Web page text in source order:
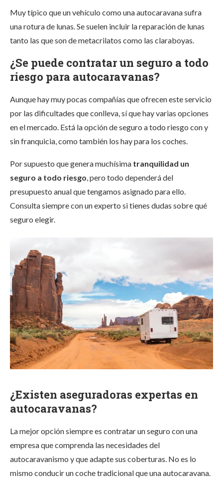
Muy típico que un vehículo como una autocaravana sufra
una rotura de lunas. Se suelen incluir la reparación de lunas
tanto las que son de metacrilatos como las claraboyas.
¿Se puede contratar un seguro a todo
riesgo para autocaravanas?
Aunque hay muy pocas compañías que ofrecen este servicio
por las dificultades que conlleva, sí que hay varias opciones
en el mercado. Está la opción de seguro a todo riesgo con y
sin franquicia, como también los hay para los coches.
Por supuesto que genera muchísima tranquilidad un
seguro a todo riesgo, pero todo dependerá del
presupuesto anual que tengamos asignado para ello.
Consulta siempre con un experto si tienes dudas sobre qué
seguro elegir.
¿Existen aseguradoras expertas en
autocaravanas?
La mejor opción siempre es contratar un seguro con una
empresa que comprenda las necesidades del
autocaravanismo y que adapte sus coberturas. No es lo
mismo conducir un coche tradicional que una autocaravana.